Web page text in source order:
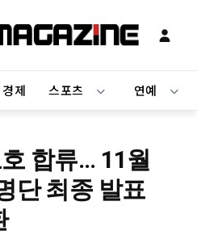
경제 스포츠 연예
합류… 11월
단 최종 발표